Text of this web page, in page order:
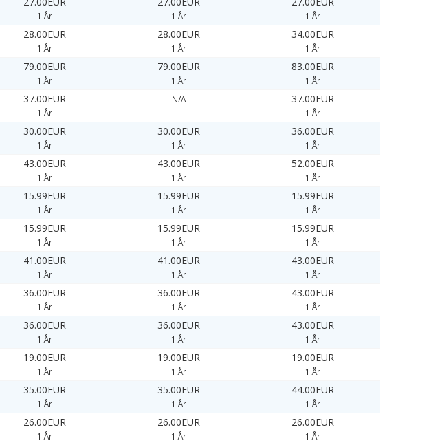
1 År 1 År 1 År
28.00EUR
1 År
28.00EUR
1 År
34.00EUR
1 År
79.00EUR
1 År
79.00EUR
1 År
83.00EUR
1 År
37.00EUR
1 År
N/A 37.00EUR
1 År
30.00EUR
1 År
30.00EUR
1 År
36.00EUR
1 År
43.00EUR
1 År
43.00EUR
1 År
52.00EUR
1 År
15.99EUR
1 År
15.99EUR
1 År
15.99EUR
1 År
15.99EUR
1 År
15.99EUR
1 År
15.99EUR
1 År
41.00EUR
1 År
41.00EUR
1 År
43.00EUR
1 År
36.00EUR
1 År
36.00EUR
1 År
43.00EUR
1 År
36.00EUR
1 År
36.00EUR
1 År
43.00EUR
1 År
19.00EUR
1 År
19.00EUR
1 År
19.00EUR
1 År
35.00EUR
1 År
35.00EUR
1 År
44.00EUR
1 År
26.00EUR
1 År
26.00EUR
1 År
26.00EUR
1 År